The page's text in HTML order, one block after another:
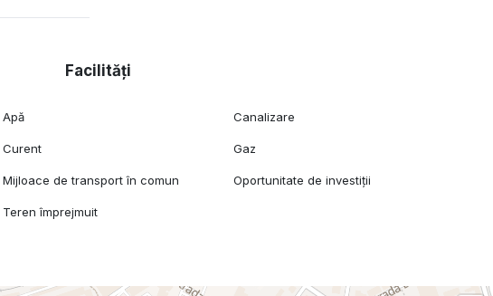
amplasat excelent în zona ultracentrală a Timișoarei, situat
Facilități
Apă Canalizare
Curent Gaz
Mijloace de transport în comun Oportunitate de investiții
Teren împrejmuit